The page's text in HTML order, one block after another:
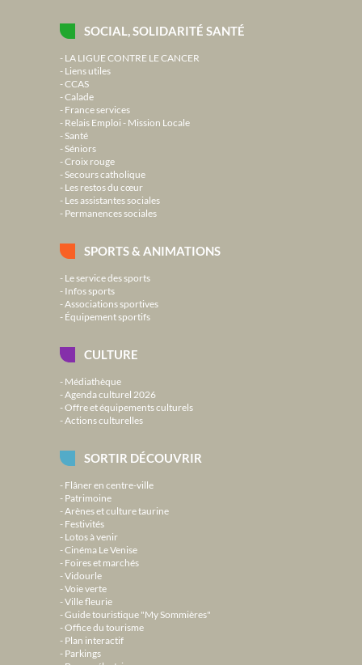
SOCIAL, SOLIDARITÉ SANTÉ
LA LIGUE CONTRE LE CANCER
Liens utiles
CCAS
Calade
France services
Relais Emploi - Mission Locale
Santé
Séniors
Croix rouge
Secours catholique
Les restos du cœur
Les assistantes sociales
Permanences sociales
SPORTS & ANIMATIONS
Le service des sports
Infos sports
Associations sportives
Équipement sportifs
CULTURE
Médiathèque
Agenda culturel 2026
Offre et équipements culturels
Actions culturelles
SORTIR DÉCOUVRIR
Flâner en centre-ville
Patrimoine
Arènes et culture taurine
Festivités
Lotos à venir
Cinéma Le Venise
Foires et marchés
Vidourle
Voie verte
Ville fleurie
Guide touristique "My Sommières"
Office du tourisme
Plan interactif
Parkings